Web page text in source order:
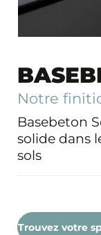
Notre
Basebeton
solide dans
sols
Trouvez votre